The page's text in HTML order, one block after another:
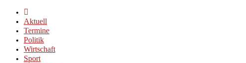
Aktuell
Termine
Politik
Wirtschaft
Sport